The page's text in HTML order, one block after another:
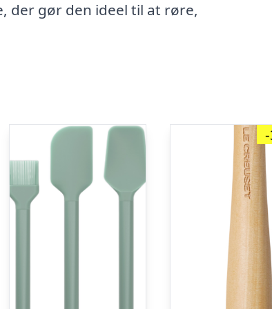
der gør den ideel til at røre,